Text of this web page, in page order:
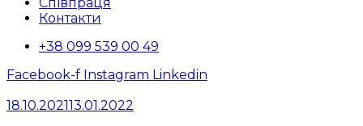
Контакти
+38 099 539 00 49
Facebook-f Instagram Linkedin
18.10.202113.01.2022